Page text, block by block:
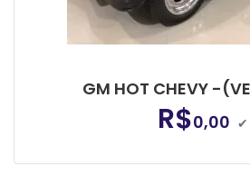
GM HOT CHEVY -
R$0,00 ✔